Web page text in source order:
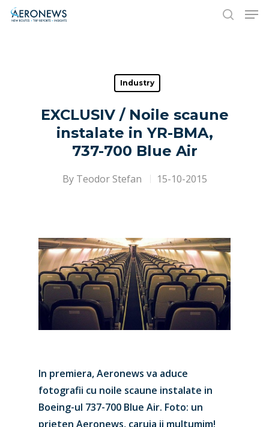
Hit enter to search or ESC to close
Industry
EXCLUSIV / Noile scaune
instalate in YR-BMA,
737-700 Blue Air
By Teodor Stefan 15-10-2015
In premiera, Aeronews va aduce
fotografii cu noile scaune instalate in
Boeing-ul 737-700 Blue Air. Foto: un
prieten Aeronews, caruia ii multumim!